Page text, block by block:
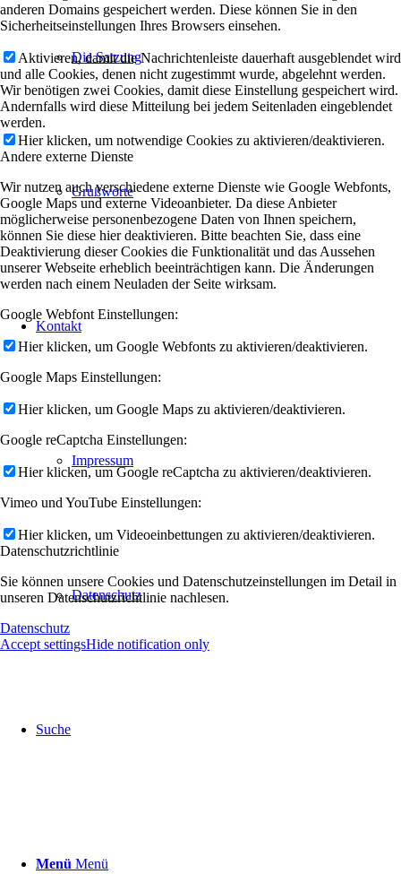
Die Satzung
Grußworte
Kontakt
Impressum
Datenschutz
Suche
Menü Menü
anderen Domains gespeichert werden. Diese können Sie in den
Sicherheitseinstellungen Ihres Browsers einsehen.
Aktivieren, damit die Nachrichtenleiste dauerhaft ausgeblendet wird
und alle Cookies, denen nicht zugestimmt wurde, abgelehnt werden.
Wir benötigen zwei Cookies, damit diese Einstellung gespeichert wird.
Andernfalls wird diese Mitteilung bei jedem Seitenladen eingeblendet
werden.
Hier klicken, um notwendige Cookies zu aktivieren/deaktivieren.
Andere externe Dienste
Wir nutzen auch verschiedene externe Dienste wie Google Webfonts,
Google Maps und externe Videoanbieter. Da diese Anbieter
möglicherweise personenbezogene Daten von Ihnen speichern,
können Sie diese hier deaktivieren. Bitte beachten Sie, dass eine
Deaktivierung dieser Cookies die Funktionalität und das Aussehen
unserer Webseite erheblich beeinträchtigen kann. Die Änderungen
werden nach einem Neuladen der Seite wirksam.
Google Webfont Einstellungen:
Hier klicken, um Google Webfonts zu aktivieren/deaktivieren.
Google Maps Einstellungen:
Hier klicken, um Google Maps zu aktivieren/deaktivieren.
Google reCaptcha Einstellungen:
Hier klicken, um Google reCaptcha zu aktivieren/deaktivieren.
Vimeo und YouTube Einstellungen:
Hier klicken, um Videoeinbettungen zu aktivieren/deaktivieren.
Datenschutzrichtlinie
Sie können unsere Cookies und Datenschutzeinstellungen im Detail in
unseren Datenschutzrichtlinie nachlesen.
Datenschutz
Accept settingsHide notification only